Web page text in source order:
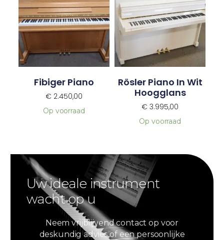
Fibiger Piano
€ 2.450,00
Op voorraad
Rösler Piano In Wit
Hoogglans
€ 3.995,00
Op voorraad
Uw ideale instrument
wacht op u
Neem vrijblijvend contact op voor
deskundig advies of een persoonlijke